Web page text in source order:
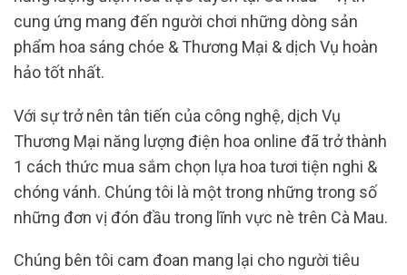
cung ứng mang đến người chơi những dòng sản
phẩm hoa sáng chóe & Thương Mại & dịch Vụ hoàn
hảo tốt nhất.
Với sự trở nên tân tiến của công nghệ, dịch Vụ
Thương Mại năng lượng điện hoa online đã trở thành
1 cách thức mua sắm chọn lựa hoa tươi tiện nghi &
chóng vánh. Chúng tôi là một trong những trong số
những đơn vị đón đầu trong lĩnh vực nè trên Cà Mau.
Chúng bên tôi cam đoan mang lại cho người tiêu